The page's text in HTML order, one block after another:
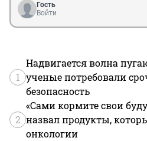
Гость
Войти
1
Надвигается волна
ученые потребовали
безопасность
2
«Сами кормите свои
назвал продукты,
онкологии